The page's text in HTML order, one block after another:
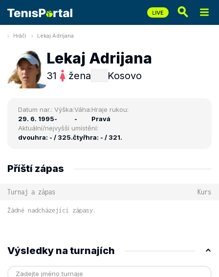
Hráči Lekaj Adrijana
Lekaj Adrijana
31 žena Kosovo
Datum nar.:
29. 6. 1995
Výška:
-
Váha:
-
Hraje rukou:
Pravá
Aktuální/nejvyšší umístění:
dvouhra: - / 325.čtyřhra: - / 321.
Příští zápas
Turnaj a zápas Kurs
Žádné nadcházející zápasy.
Výsledky na turnajích